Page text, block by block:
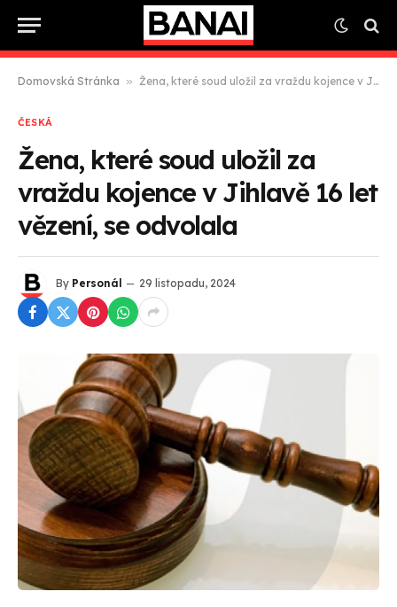
Domovská Stránka » Žena, které soud uložil za vraždu kojence v Jihlavě 16 let vězení, se odvolala
ČESKÁ
Žena, které soud uložil za
vraždu kojence v Jihlavě 16 let
vězení, se odvolala
By Personál 29 listopadu, 2024